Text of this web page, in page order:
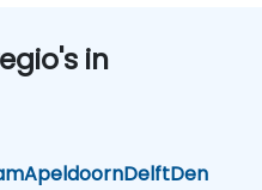
in
ApeldoornDelftDen